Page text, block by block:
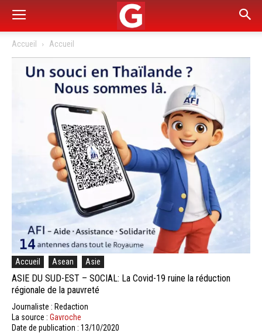
Accueil Accueil
Accueil Asean Asie
ASIE DU SUD-EST – SOCIAL: La Covid-19 ruine la réduction
régionale de la pauvreté
Journaliste : Redaction
La source : Gavroche
Date de publication : 13/10/2020